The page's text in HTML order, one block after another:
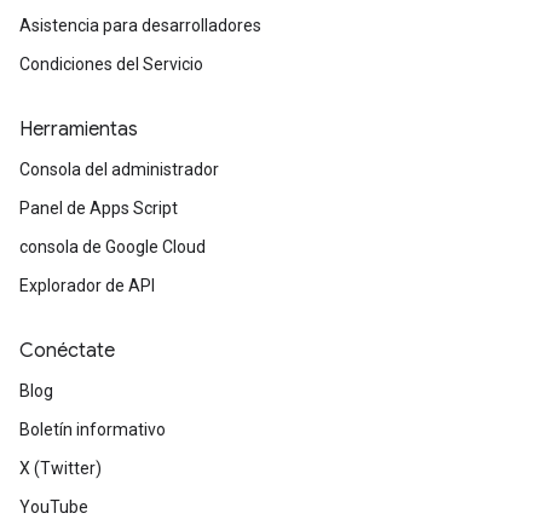
Asistencia para desarrolladores
Condiciones del Servicio
Herramientas
Consola del administrador
Panel de Apps Script
consola de Google Cloud
Explorador de API
Conéctate
Blog
Boletín informativo
X (Twitter)
YouTube